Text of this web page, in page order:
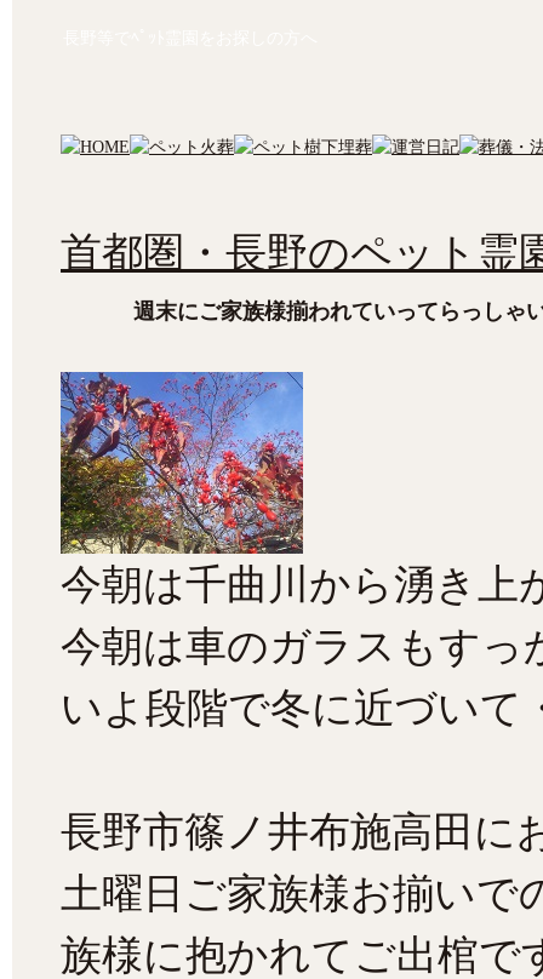
首都圏・長野のペット霊
週末にご家族様揃われていってらっしゃ
今朝は千曲川から湧き上
今朝は車のガラスもす
いよ段階で冬に近づいて
長野市篠ノ井布施高田に
土曜日ご家族様お揃いで
族様に抱かれてご出棺で